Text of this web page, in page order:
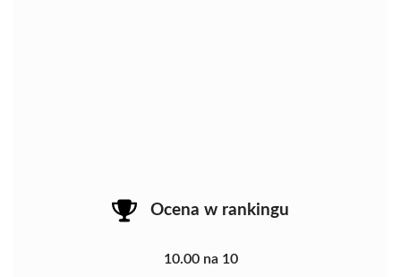
Ocena w rankingu
10.00 na 10